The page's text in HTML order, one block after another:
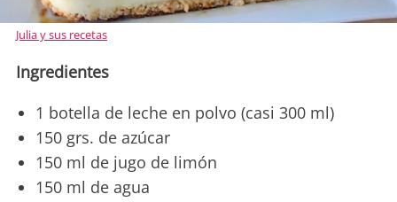
Julia y sus recetas
Ingredientes
1 botella de leche en polvo (casi 300 ml)
150 grs. de azúcar
150 ml de jugo de limón
150 ml de agua